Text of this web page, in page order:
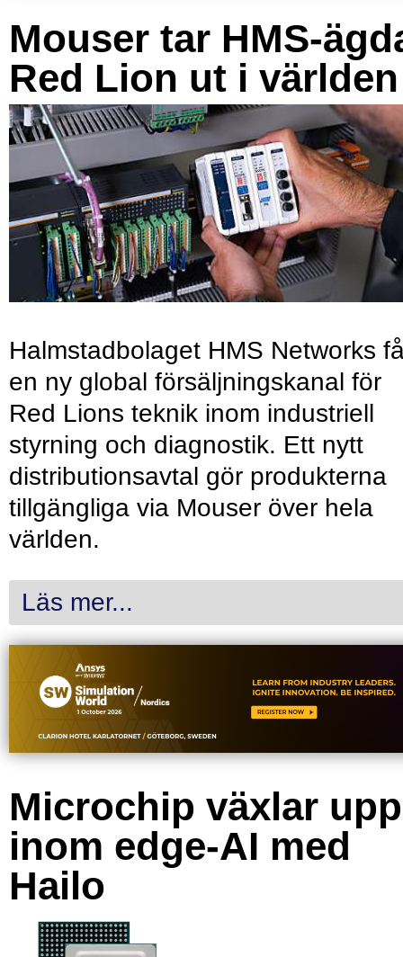
Mouser tar HMS-
Red Lion ut i världen
Halmstadbolaget HMS Networks
en ny global försäljningskanal för
Red Lions teknik inom industriell
styrning och diagnostik. Ett nytt
distributionsavtal gör produkterna
tillgängliga via Mouser över hela
världen.
Läs mer...
Microchip växlar upp
inom edge-AI med
Hailo